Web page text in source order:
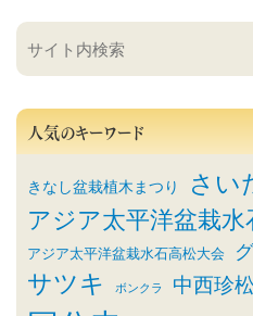
人気のキーワード
きなし盆栽植木まつり さい
アジア太平洋盆栽水
アジア太平洋盆栽水石高松大会
サツキ ボンクラ 中西珍